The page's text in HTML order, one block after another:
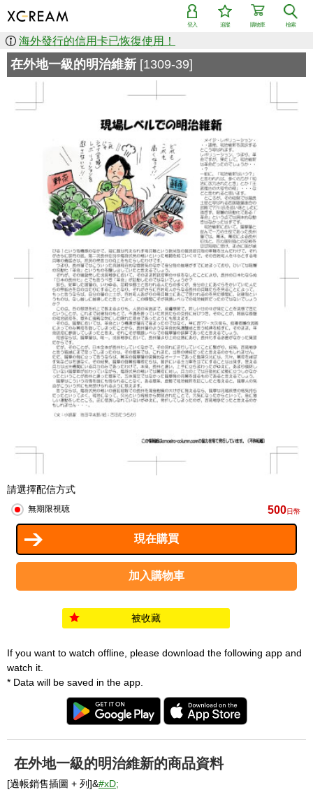
檢索
購物車
追蹤
登入
海外發行的信用卡已恢復使用！
在外地一級的明治維新 [1309-39]
請選擇配信方式
無期限視聴 500日幣
被收藏
If you want to watch offline, please download the following app and
watch it.
* Data will be saved in the app.
在外地一級的明治維新的商品資料
[過帳銷售插圖 + 列]&#xD;